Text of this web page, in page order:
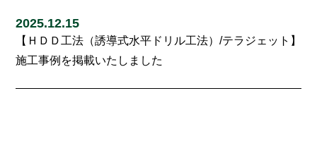
2025.12.15
【ＨＤＤ工法（誘導式水平ドリル工法）/テラジェット】
施工事例を掲載いたしました